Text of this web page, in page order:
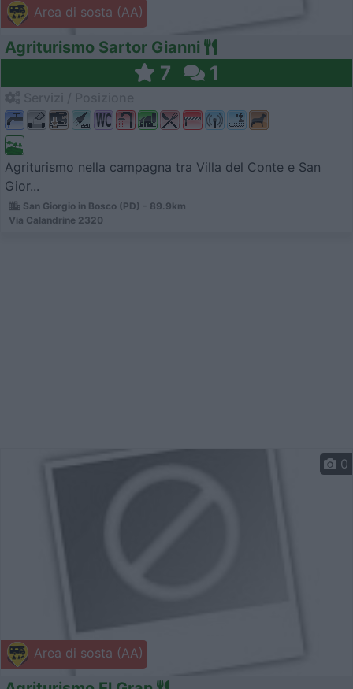
Area di sosta (AA)
Agriturismo Sartor Gianni
7 1
Agriturismo nella campagna tra Villa del Conte e San
Gior...
San Giorgio in Bosco (PD) - 89.9km
Via Calandrine 2320
Area di sosta (AA)
0